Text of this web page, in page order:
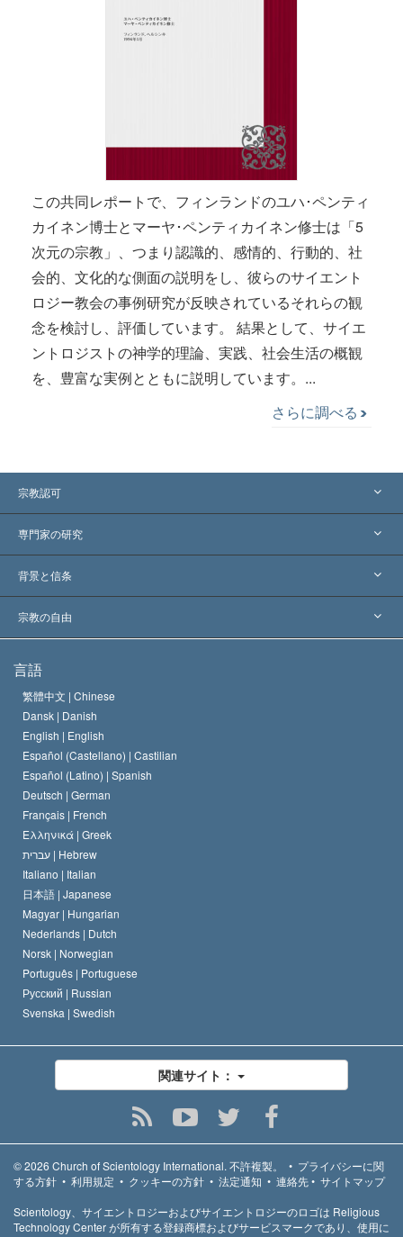
この共同レポートで、フィンランドのユハ･ペンティ
カイネン博士とマーヤ･ペンティカイネン修士は「5
次元の宗教」、つまり認識的、感情的、行動的、社
会的、文化的な側面の説明をし、彼らのサイエント
ロジー教会の事例研究が反映されているそれらの観
念を検討し、評価しています。 結果として、サイエ
ントロジストの神学的理論、実践、社会生活の概観
を、豊富な実例とともに説明しています。...
さらに調べる
宗教認可
アメリカ
世界各地での認可
主要な裁定
専門家の研究
各分野の専門家による見解
世界を代表する専門家
背景と信条
L. ロン ハバード
サイエントロジー教会の信条
サイエントロジストの規律
デビッド･ミスキャベッジ
宗教の自由
何でしょう？
人権の国際基準
宗教に関する宣言
言語
繁體中文 | Chinese
Dansk | Danish
English | English
Español (Castellano) | Castilian
Español (Latino) | Spanish
Deutsch | German
Français | French
Ελληνικά | Greek
עברית | Hebrew
Italiano | Italian
日本語 | Japanese
Magyar | Hungarian
Nederlands | Dutch
Norsk | Norwegian
Português | Portuguese
Русский | Russian
Svenska | Swedish
関連サイト：
© 2026 Church of Scientology International. 不許複製。 • プライバシーに関
する方針 • 利用規定 • クッキーの方針 • 法定通知 • 連絡先• サイトマップ
Scientology、サイエントロジーおよびサイエントロジーのロゴは Religious
Technology Center が所有する登録商標およびサービスマークであり、使用に